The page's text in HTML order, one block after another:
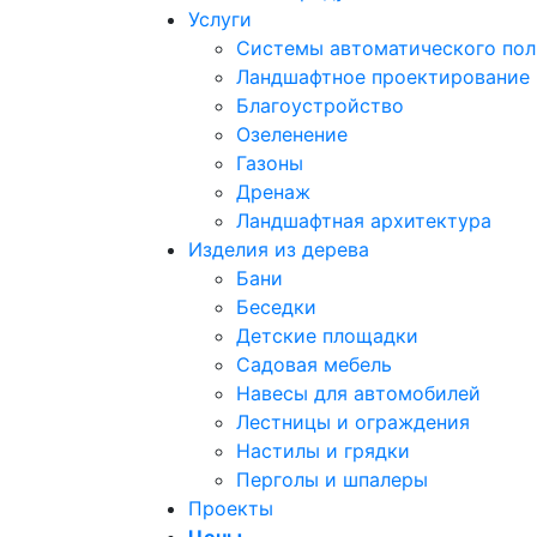
Услуги
Системы автоматического
Ландшафтное проектирование
Благоустройство
Озеленение
Газоны
Дренаж
Ландшафтная архитектура
Изделия из дерева
Бани
Беседки
Детские площадки
Садовая мебель
Навесы для автомобилей
Лестницы и ограждения
Настилы и грядки
Перголы и шпалеры
Проекты